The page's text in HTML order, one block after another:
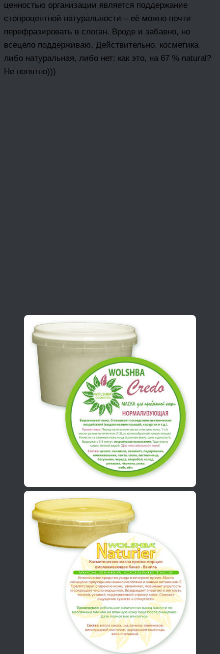
ценностью организации является поддержание
стопроцентной натуральности – её можно почти
перефразировать в слоган. Вроде и забавно, но
всецело поддерживаю. Действительно, косметика
либо натуральная, либо нет: как это, на 67 % natural?
Не понятно)))